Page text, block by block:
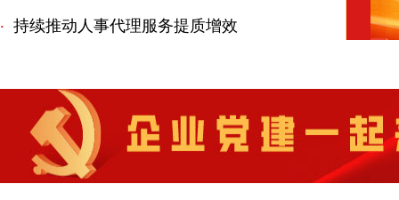
· 持续推动人事代理服务提质增效